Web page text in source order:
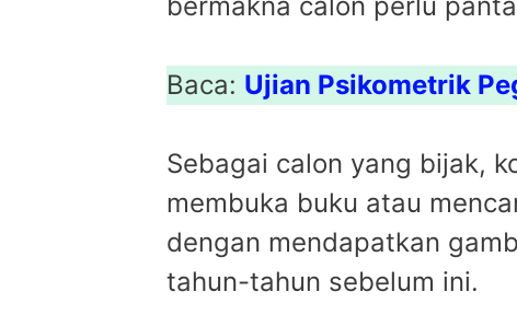
Baca: Ujian Psikometrik
Sebagai calon yang bijak,
membuka buku atau
dengan mendapatkan
tahun-tahun sebelum ini.